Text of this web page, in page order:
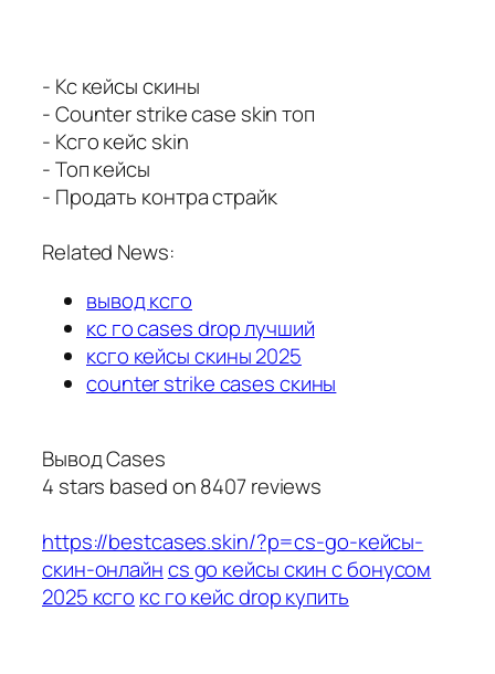
- Кс кейсы скины
- Counter strike case skin топ
- Ксго кейс skin
- Топ кейсы
- Продать контра страйк
Related News:
вывод ксго
кс го cases drop лучший
ксго кейсы скины 2025
counter strike cases скины
Вывод Cases
4 stars based on8407reviews
https://bestcases.skin/?p=cs-go-кейсы-
скин-онлайнcs go кейсы скин с бонусом
2025 ксго кс го кейс drop купить